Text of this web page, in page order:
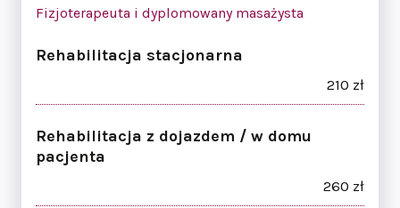
Fizjoterapeuta i dyplomowany masażysta
Rehabilitacja stacjonarna
210 zł
Rehabilitacja z dojazdem / w domu
pacjenta
260 zł